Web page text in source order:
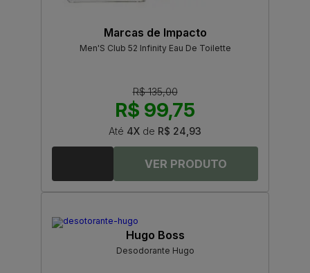
Marcas de Impacto
Men'S Club 52 Infinity Eau De Toilette
R$ 135,00
R$ 99,75
Até 4X de R$ 24,93
Hugo Boss
Desodorante Hugo